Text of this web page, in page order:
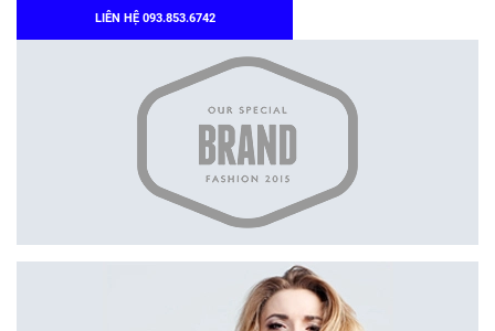
LIÊN HỆ 093.853.6742